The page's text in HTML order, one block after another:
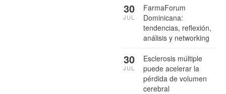
FarmaForum
Dominicana:
tendencias, reflexión,
análisis y networking
30
JUL
Esclerosis múltiple
puede acelerar la
pérdida de volumen
cerebral
30
JUL